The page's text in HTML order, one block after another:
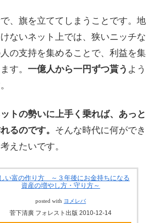
、旗を立ててしまうことです。地
ないネット上では、狭いニッチな
の支持を集めることで、利益を集
す。 一億人から一円ずつ貰う よう
トの勢いに上手く乗れば、あっと
るのです。 そんな時代に何ができ
えたいです。
い富の作り方 ～３年後にお金持ちになる
資産の増やし方・守り方～
posted with ヨメレバ
菅下清廣 フォレスト出版 2010-12-14